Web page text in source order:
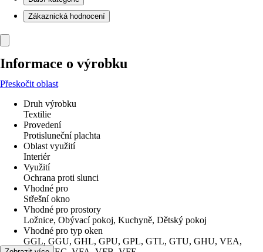
Zákaznická hodnocení
Informace o výrobku
Přeskočit oblast
Druh výrobku
Textilie
Provedení
Protisluneční plachta
Oblast využití
Interiér
Využití
Ochrana proti slunci
Vhodné pro
Střešní okno
Vhodné pro prostory
Ložnice, Obývací pokoj, Kuchyně, Dětský pokoj
Vhodné pro typ oken
GGL, GGU, GHL, GPU, GPL, GTL, GTU, GHU, VEA,